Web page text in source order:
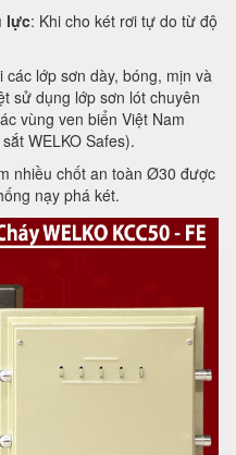
lực: Khi cho két rơi tự do từ độ
lớp sơn dày, bóng, mịn và
sử dụng lớp sơn lót chuyên
vùng ven biển Việt Nam
WELKO Safes).
nhiều chốt an toàn Ø30 được
nạy phá két.